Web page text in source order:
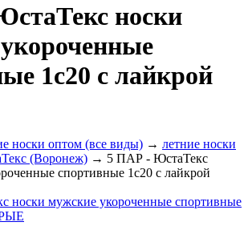
носки
1с20 с лайкрой
носки оптом (все виды) → летние носки
(Воронеж) → 5 ПАР - ЮстаТекс
спортивные 1с20 с лайкрой